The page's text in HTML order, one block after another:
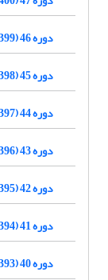
دوره 46 (1399)
دوره 45 (1398)
دوره 44 (1397)
دوره 43 (1396)
دوره 42 (1395)
دوره 41 (1394)
دوره 40 (1393)